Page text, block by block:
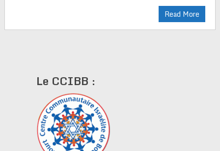
Read More
Le CCIBB :